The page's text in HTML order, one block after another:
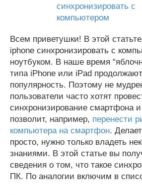
Всем приветушки! В этой
iphone синхронизировать с
ноутбуком. В наше время
типа iPhone или iPad
популярность. Поэтому не
пользователи часто хотят
синхронизирование смартфона
позволит, например, перенести
компьютера на смартфон.
просто, нужно только владеть
знаниями. В этой статье вы
сведения о том, что такое
ПК. По аналогии включим в